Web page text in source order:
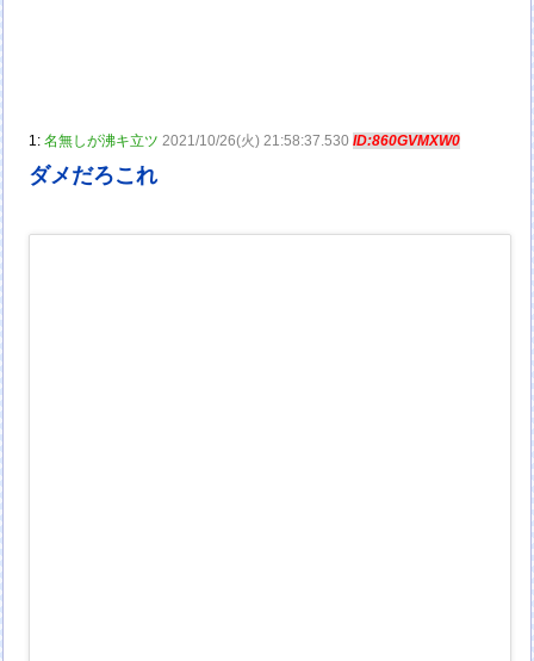
1:名無しが沸キ立ツ 2021/10/26(火) 21:58:37.530ID:860GVMXW0
ダメだろこれ